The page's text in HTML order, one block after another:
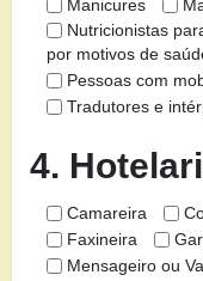
Manicures
Nutricionistas
por motivos de
Pessoas com
Tradutores e
4.
Camareira
Faxineira
Mensageiro ou